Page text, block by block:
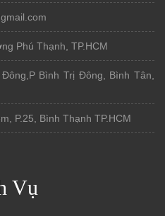
Phú Thạnh, TP.HCM
Bình Trị Đông, Bình Tân,
P.25, Bình Thạnh TP.HCM
Vụ